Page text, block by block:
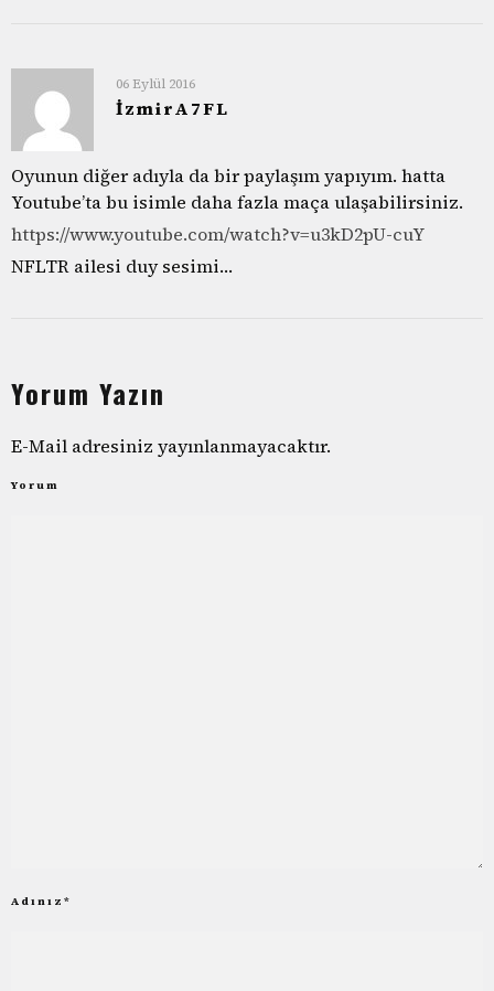
06 Eylül 2016
İzmirA7FL
Oyunun diğer adıyla da bir paylaşım yapıyım. hatta
Youtube’ta bu isimle daha fazla maça ulaşabilirsiniz.
https://www.youtube.com/watch?v=u3kD2pU-cuY
NFLTR ailesi duy sesimi…
Yorum Yazın
E-Mail adresiniz yayınlanmayacaktır.
Yorum
Adınız *